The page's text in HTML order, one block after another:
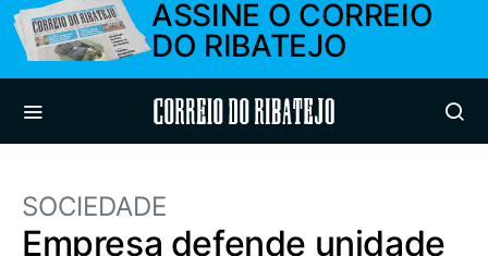
ASSINE O CORREIO
DO RIBATEJO
Correio do Ribatejo
SOCIEDADE
Empresa defende unidade